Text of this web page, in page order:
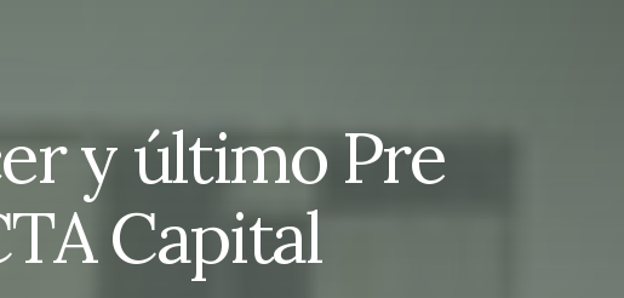
y último Pre
Capital